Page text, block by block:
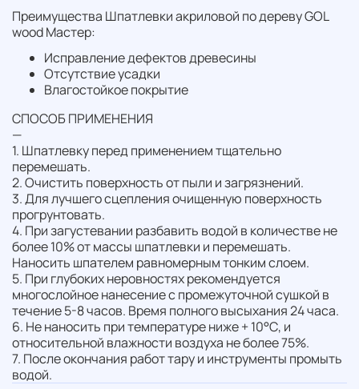
Преимущества Шпатлевки акриловой по дереву GOL
wood Мастер:
Исправление дефектов древесины
Отсутствие усадки
Влагостойкое покрытие
СПОСОБ ПРИМЕНЕНИЯ
—
1. Шпатлевку перед применением тщательно
перемешать.
2. Очистить поверхность от пыли и загрязнений.
3. Для лучшего сцепления очищенную поверхность
прогрунтовать.
4. При загустевании разбавить водой в количестве не
более 10% от массы шпатлевки и перемешать.
Наносить шпателем равномерным тонким слоем.
5. При глубоких неровностях рекомендуется
многослойное нанесение с промежуточной сушкой в
течение 5-8 часов. Время полного высыхания 24 часа.
6. Не наносить при температуре ниже + 10°С, и
относительной влажности воздуха не более 75%.
7. После окончания работ тару и инструменты промыть
водой.